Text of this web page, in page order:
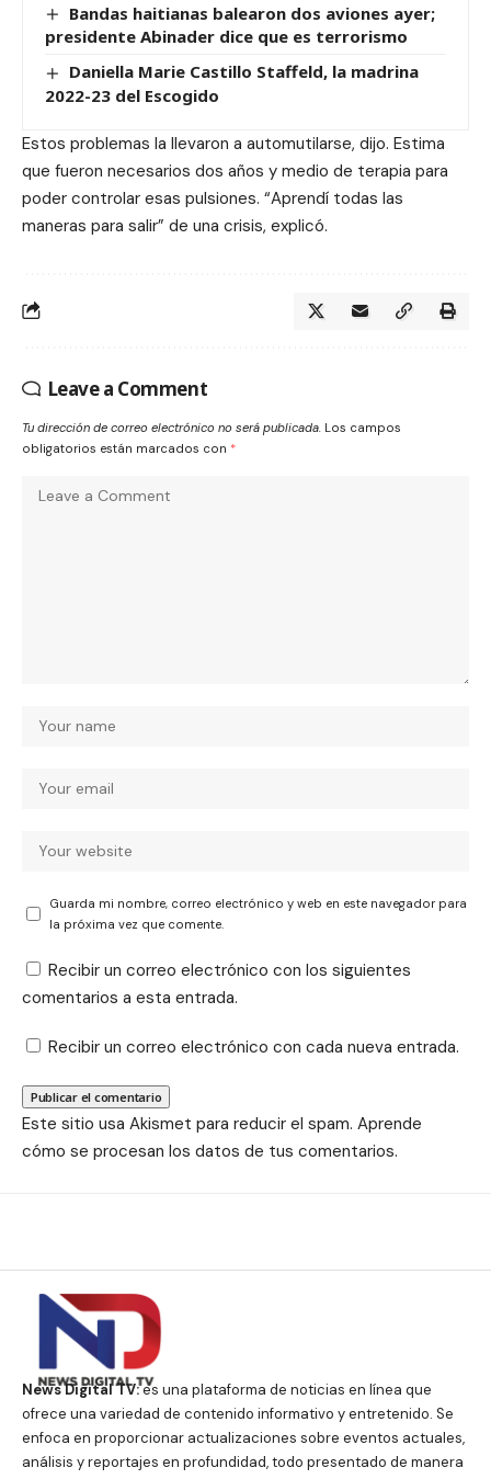
Bandas haitianas balearon dos aviones ayer;
presidente Abinader dice que es terrorismo
Daniella Marie Castillo Staffeld, la madrina
2022-23 del Escogido
Estos problemas la llevaron a automutilarse, dijo. Estima
que fueron necesarios dos años y medio de terapia para
poder controlar esas pulsiones. “Aprendí todas las
maneras para salir” de una crisis, explicó.
Leave a Comment
Tu dirección de correo electrónico no será publicada. Los campos
obligatorios están marcados con *
Guarda mi nombre, correo electrónico y web en este navegador para
la próxima vez que comente.
Recibir un correo electrónico con los siguientes
comentarios a esta entrada.
Recibir un correo electrónico con cada nueva entrada.
Este sitio usa Akismet para reducir el spam. Aprende
cómo se procesan los datos de tus comentarios.
News Digital TV:es una plataforma de noticias en línea que
ofrece una variedad de contenido informativo y entretenido. Se
enfoca en proporcionar actualizaciones sobre eventos actuales,
análisis y reportajes en profundidad, todo presentado de manera